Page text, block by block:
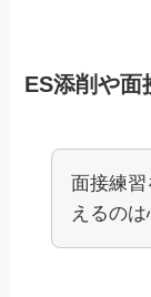
ES添削や面
面接練
えるのは